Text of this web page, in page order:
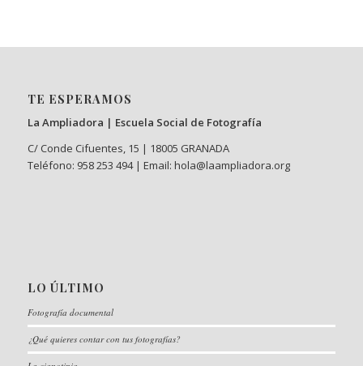
TE ESPERAMOS
La Ampliadora | Escuela Social de Fotografía
C/ Conde Cifuentes, 15 | 18005 GRANADA
Teléfono: 958 253 494 | Email: hola@laampliadora.org
LO ÚLTIMO
Fotografía documental
¿Qué quieres contar con tus fotografías?